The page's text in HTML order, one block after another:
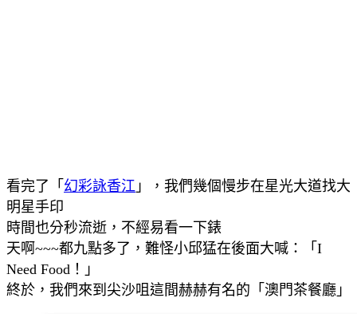
看完了「 幻彩詠香江 」，我們幾個慢步在星光大道找大
明星手印
時間也分秒流逝，不經易看一下錶
天啊~~~都九點多了，難怪小邱猛在後面大喊：「I
Need Food！」
終於，我們來到尖沙咀這間赫赫有名的「澳門茶餐廳」